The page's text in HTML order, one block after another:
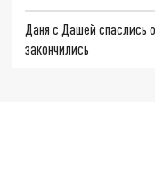
Даня с Дашей спаслись
закончились